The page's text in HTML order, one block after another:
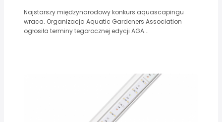
Najstarszy międzynarodowy konkurs aquascapingu
wraca. Organizacja Aquatic Gardeners Association
ogłosiła terminy tegorocznej edycji AGA...